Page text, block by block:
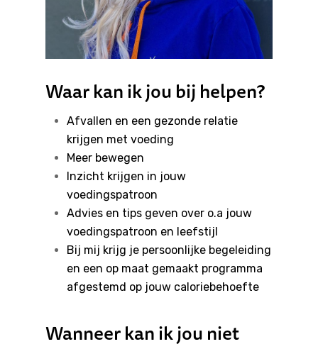
Waar kan ik jou bij helpen?
Afvallen en een gezonde relatie
krijgen met voeding
Meer bewegen
Inzicht krijgen in jouw
voedingspatroon
Advies en tips geven over o.a jouw
voedingspatroon en leefstijl
Bij mij krijg je persoonlijke begeleiding
en een op maat gemaakt programma
afgestemd op jouw caloriebehoefte
Wanneer kan ik jou niet